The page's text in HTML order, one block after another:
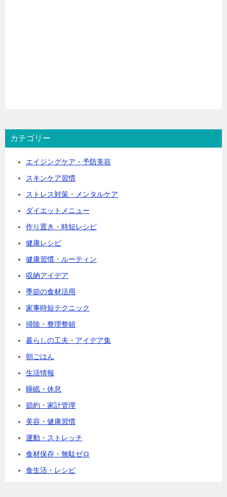
カテゴリー
エイジングケア・予防美容
スキンケア習慣
ストレス対策・メンタルケア
ダイエットメニュー
作り置き・時短レシピ
健康レシピ
健康習慣・ルーティン
収納アイデア
季節の食材活用
家事時短テクニック
掃除・整理整頓
暮らしの工夫・アイデア集
朝ごはん
生活情報
睡眠・休息
節約・家計管理
美容・健康習慣
運動・ストレッチ
食材保存・無駄ゼロ
食生活・レシピ